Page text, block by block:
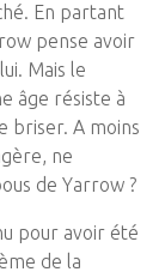
En partant
pense avoir
Mais le
âge résiste à
briser. A moins
ne
de Yarrow ?
pour avoir été
de la